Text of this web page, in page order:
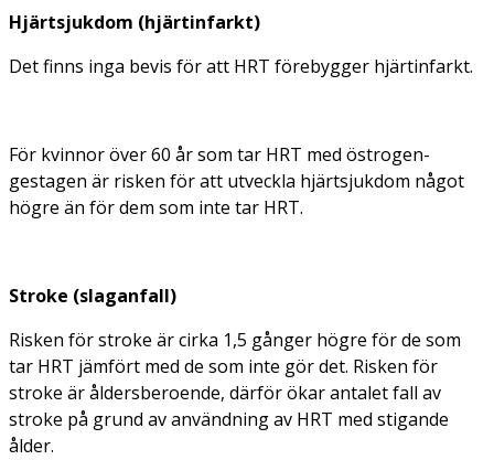
Hjärtsjukdom (hjärtinfarkt)
Det finns inga bevis för att HRT förebygger hjärtinfarkt.
För kvinnor över 60 år som tar HRT med östrogen-
gestagen är risken för att utveckla hjärtsjukdom något
högre än för dem som inte tar HRT.
Stroke (slaganfall)
Risken för stroke är cirka 1,5 gånger högre för de som
tar HRT jämfört med de som inte gör det. Risken för
stroke är åldersberoende, därför ökar antalet fall av
stroke på grund av användning av HRT med stigande
ålder.